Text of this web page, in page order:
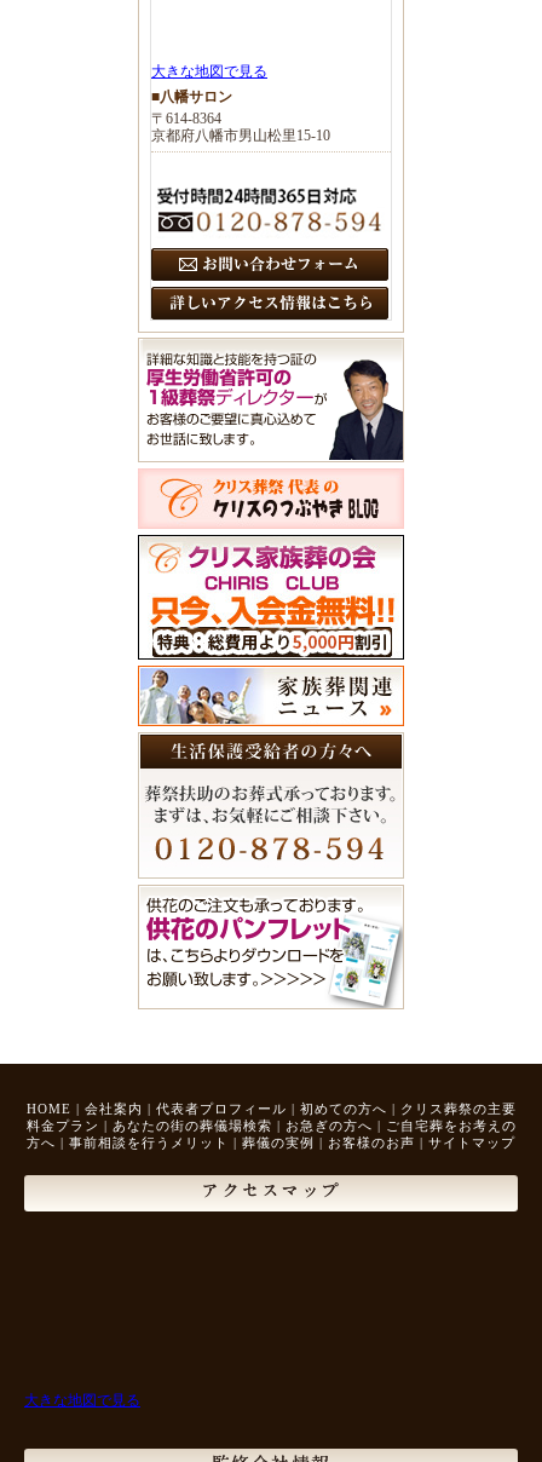
大きな地図で見る
■八幡サロン
〒614-8364
京都府八幡市男山松里15-10
HOME | 会社案内 | 代表者プロフィール | 初めての方へ | クリス葬祭の主要
料金プラン | あなたの街の葬儀場検索 | お急ぎの方へ | ご自宅葬をお考えの
方へ | 事前相談を行うメリット | 葬儀の実例 | お客様のお声 | サイトマップ
アクセスマップ
大きな地図で見る